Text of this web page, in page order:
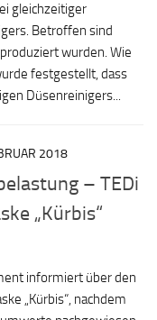
gleichzeitiger
Betroffen sind
wurden. Wie
festgestellt, dass
Düsenreinigers...
2018
– TEDi
„Kürbis“
informiert über den
„Kürbis“, nachdem